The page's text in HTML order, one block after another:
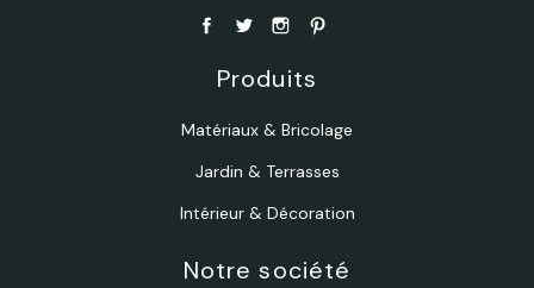
Produits
Matériaux & Bricolage
Jardin & Terrasses
Intérieur & Décoration
Notre société